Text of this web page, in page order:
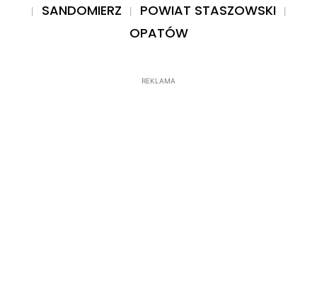
SANDOMIERZ
POWIAT STASZOWSKI
OPATÓW
REKLAMA